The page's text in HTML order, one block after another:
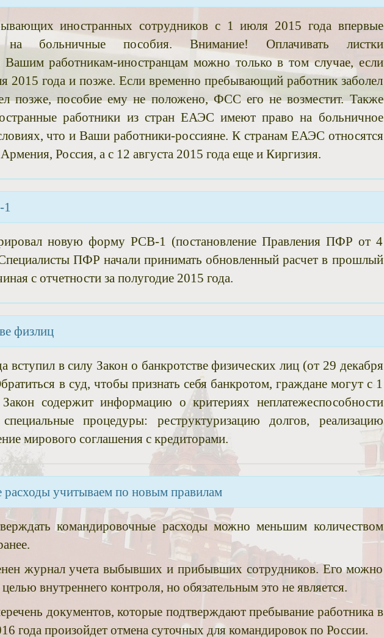
иностранных сотрудников с 1 июля 2015 года впервые
на больничные пособия. Внимание! Оплачивать листки
Вашим работникам-иностранцам можно только в том случае, если
2015 года и позже. Если временно пребывающий работник заболел
позже, пособие ему не положено, ФСС его не возместит. Также
работники из стран ЕАЭС имеют право на больничное
что и Ваши работники-россияне. К странам ЕАЭС относятся
Россия, а с 12 августа 2015 года еще и Киргизия.
1
новую форму РСВ-1 (постановление Правления ПФР от 4
ПФР начали принимать обновленный расчет в прошлый
с отчетности за полугодие 2015 года.
физлиц
вступил в силу Закон о банкротстве физических лиц (от 29 декабря
в суд, чтобы признать себя банкротом, граждане могут с 1
содержит информацию о критериях неплатежеспособности
процедуры: реструктуризацию долгов, реализацию
мирового соглашения с кредиторами.
учитываем по новым правилам
командировочные расходы можно меньшим количеством
журнал учета выбывших и прибывших сотрудников. Его можно
внутреннего контроля, но обязательным это не является.
документов, которые подтверждают пребывание работника в
года произойдет отмена суточных для командировок по России.